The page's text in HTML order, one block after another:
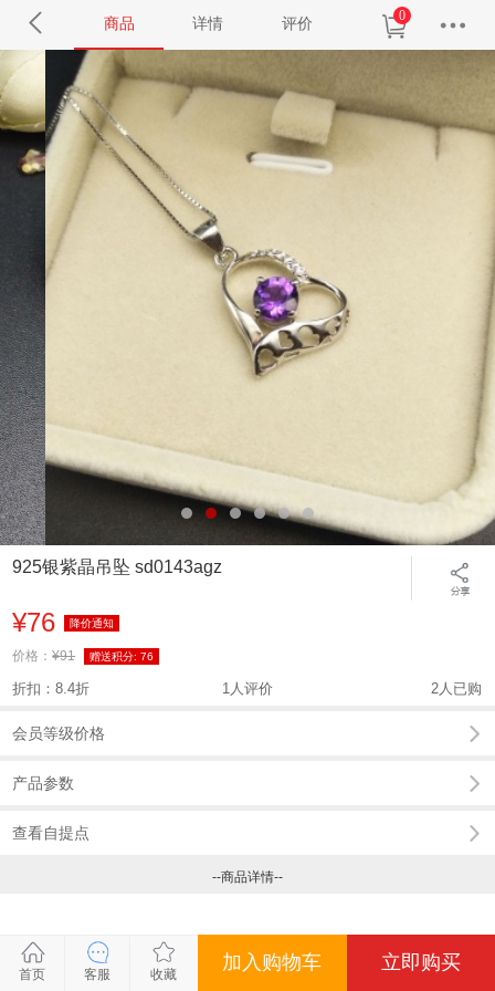
商品 详情 评价 0
925银紫晶吊坠 sd0143agz
¥76 降价通知
价格：¥91 赠送积分:76
折扣：8.4折 1人评价 2人已购
会员等级价格
产品参数
查看自提点
--商品详情--
关闭
关闭
关闭
关闭
关闭
关闭
首页 客服 收藏
加入购物车 立即购买